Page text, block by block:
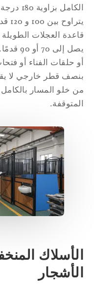
الكامل
يتراوح
العجلات الطويلة
يصل إلى 70
حلقات الفناء أو فتحات
خلو المسار بالكامل من